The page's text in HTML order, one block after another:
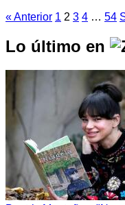
« Anterior 1 2 3 4 … 54
Lo último en